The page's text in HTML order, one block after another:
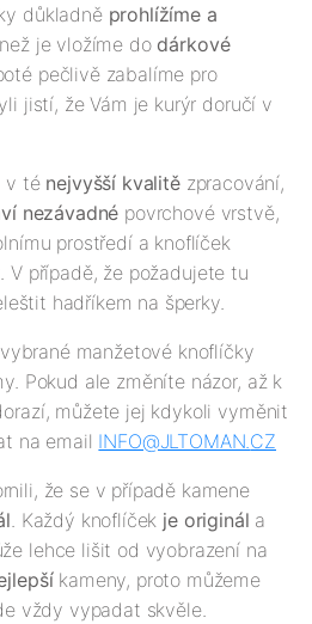
důkladně prohlížíme a
je vložíme do dárkové
pečlivě zabalíme pro
jistí, že Vám je kurýr doručí v
v té nejvyšší kvalitězpracování,
nezávadné povrchové vrstvě,
prostředí a knoflíček
. V případě, že požadujete tu
hadříkem na šperky.
manžetové knoflíčky
Pokud ale změníte názor, až k
můžete jej kdykoli vyměnit
na email INFO@JLTOMAN.CZ
že se v případě kamene
. Každý knoflíček je originál a
lehce lišit od vyobrazení na
kameny, proto můžeme
vždy vypadat skvěle.